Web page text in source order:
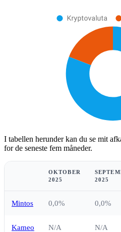
I tabellen herunder kan du se mit
for de seneste fem måneder.
OKTOBER
2025
2025
Mintos 0,0% 0,0%
Kameo N/A N/A